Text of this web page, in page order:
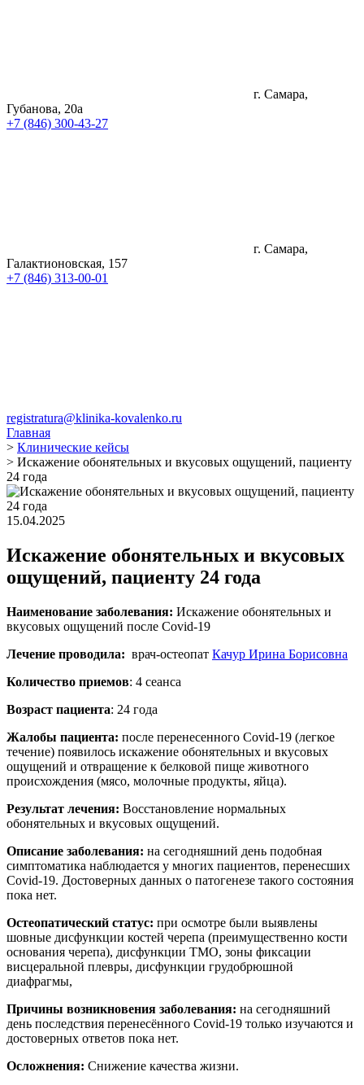
г. Самара,
Губанова, 20а
+7 (846) 300-43-27
г. Самара,
Галактионовская, 157
+7 (846) 313-00-01
registratura@klinika-kovalenko.ru
Главная
> Клинические кейсы
> Искажение обонятельных и вкусовых ощущений, пациенту
24 года
15.04.2025
Искажение обонятельных и вкусовых
ощущений, пациенту 24 года
Наименование заболевания: Искажение обонятельных и
вкусовых ощущений после Covid-19
Лечение проводила: врач-остеопат Качур Ирина Борисовна
Количество приемов: 4 сеанса
Возраст пациента: 24 года
Жалобы пациента: после перенесенного Covid-19 (легкое
течение) появилось искажение обонятельных и вкусовых
ощущений и отвращение к белковой пище животного
происхождения (мясо, молочные продукты, яйца).
Результат лечения: Восстановление нормальных
обонятельных и вкусовых ощущений.
Описание заболевания: на сегодняшний день подобная
симптоматика наблюдается у многих пациентов, перенесших
Covid-19. Достоверных данных о патогенезе такого состояния
пока нет.
Остеопатический статус: при осмотре были выявлены
шовные дисфункции костей черепа (преимущественно кости
основания черепа), дисфункции ТМО, зоны фиксации
висцеральной плевры, дисфункции грудобрюшной
диафрагмы,
Причины возникновения заболевания: на сегодняшний
день последствия перенесённого Covid-19 только изучаются и
достоверных ответов пока нет.
Осложнения: Снижение качества жизни.